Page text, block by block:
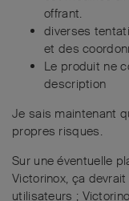
offrant.
diverses
et des
Le produit ne
description
Je sais maintenant
propres risques.
Sur une éventuelle
Victorinox, ça
utilisateurs ;